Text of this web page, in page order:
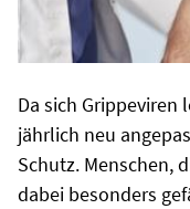
Da sich
jährlich neu
Schutz. Menschen,
dabei besonders